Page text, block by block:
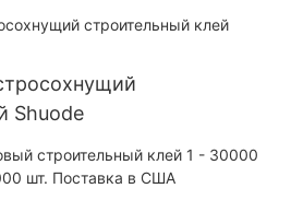
Shuode